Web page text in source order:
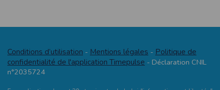
Conditions d’utilisation - Mentions légales - Politique de
confidentialité de l'application Timepulse - Déclaration CNIL
n°2035724